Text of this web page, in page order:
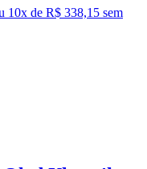
10x de R$ 338,15 sem